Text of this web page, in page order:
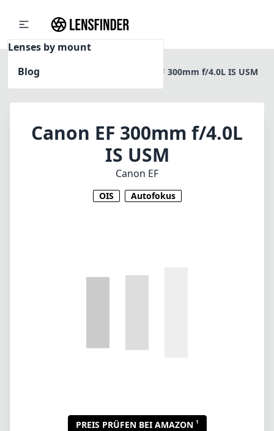
Lenses by mount
Blog
Home Canon EF 300mm f/4.0L IS USM
Canon EF 300mm f/4.0L
IS USM
Canon EF
OIS Autofokus
PREIS PRÜFEN BEI AMAZON 1